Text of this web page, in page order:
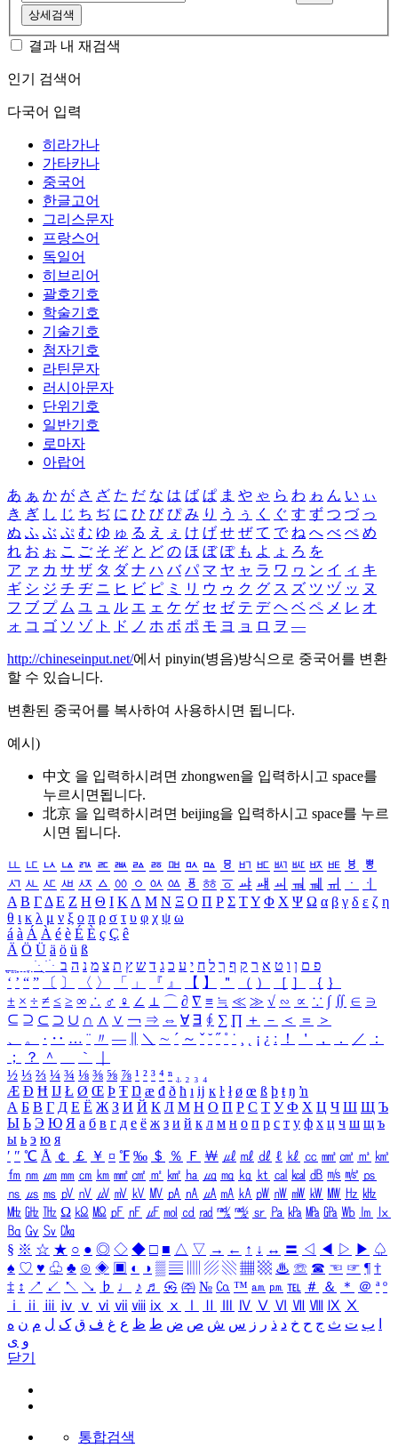
상세검색
결과 내 재검색
인기 검색어
다국어 입력
히라가나
가타카나
중국어
한글고어
그리스문자
프랑스어
독일어
히브리어
괄호기호
학술기호
기술기호
첨자기호
라틴문자
러시아문자
단위기호
일반기호
로마자
아랍어
あ ぁ か が さ ざ た だ な は ば ぱ ま や ゃ ら わ ゎ ん い ぃ
き ぎ し じ ち ぢ に ひ び ぴ み り う ぅ く ぐ す ず つ づ っ
ぬ ふ ぶ ぷ む ゆ ゅ る え ぇ け げ せ ぜ て で ね へ べ ぺ め
れ お ぉ こ ご そ ぞ と ど の ほ ぼ ぽ も よ ょ ろ を
ア ァ カ サ ザ タ ダ ナ ハ バ パ マ ヤ ャ ラ ワ ヮ ン イ ィ キ
ギ シ ジ チ ヂ ニ ヒ ビ ピ ミ リ ウ ゥ ク グ ス ズ ツ ヅ ッ ヌ
フ ブ プ ム ユ ュ ル エ ェ ケ ゲ セ ゼ テ デ ヘ ベ ペ メ レ オ
ォ コ ゴ ソ ゾ ト ド ノ ホ ボ ポ モ ヨ ョ ロ ヲ ―
http://chineseinput.net/에서 pinyin(병음)방식으로 중국어를 변환
할 수 있습니다.
변환된 중국어를 복사하여 사용하시면 됩니다.
예시)
中文 을 입력하시려면 zhongwen을 입력하시고 space를
누르시면됩니다.
北京 을 입력하시려면 beijing을 입력하시고 space를 누르
시면 됩니다.
ㅥ ㅦ ㅧ ㅨ ㅩ ㅪ ㅫ ㅬ ㅭ ㅮ ㅯ ㅰ ㅱ ㅲ ㅳ ㅴ ㅵ ㅶ ㅷ ㅸ
ㅹ
ㅺ ㅻ ㅼ ㅽ ㅾ ㅿ ㆀ ㆁ ㆂ ㆃ ㆄ ㆅ ㆆ ㆇ ㆈ ㆉ ㆊ ㆋ ㆌ ㆍ
ㆎ
Α Β ΓΔ Ε Ζ Η Θ Ι ΚΛ Μ Ν Ξ Ο Π Ρ Σ ΤΥ Φ Χ Ψ Ω α β γ δ ε ζ η
θ ι κ λ μ ν ξ ο π ρ σ τ υ φ χ ψ ω
á à Á À é è É È ç Ç ê
Ä Ö Ü ä ö ü ß
ִֶֹ ֻּ ׁׂ פ ם ן ו ט א ר ק ף ך ל ח י ע כ ג ד ש ץ ת צ מ נ ה ב
‘ ’ “ ” 〔 〕 〈 〉 「 」 『 』 【 】 ＂ （ ） ［ ］ ｛ ｝
± × ÷ ≠ ≤ ≥ ∞ ∴ ♂ ♀ ∠ ⊥ ⌒ ∂ ∇ ≡ ≒ ≪ ≫ √ ∽ ∝ ∵ ∫ ∬ ∈ ∋
⊆ ⊇ ⊂ ⊃ ∪ ∩ ∧ ∨ ￢ ⇒ ⇔ ∀ ∃ ∮ ∑ ∏ ＋ － ＜ ＝
＞
、
。 · ‥ … ¨ 〃 ― ＼ ∼ ´ ～ ˇ ˘ ˝ ˚ ˙ ¸ ¡ ¿ ː ！ ＇ ， ． ／
：
；
？ ＾ ｀
½ ⅓ ⅔ ¼ ¾ ⅛ ⅜ ⅝ ⅞ ¹ ² ³ ⁴ ⁿ ₁ ₂ ₃ ₄
Æ Ð Ħ Ĳ Ł Ø Œ Þ Ŧ Ŋ æ đ ð ħ ı ĳ ĸ ŀ ł ø œ ß þ ŧ ŋ ŉ
А Б В Г Д Е Ё Ж З И Й К Л М Н О П Р С Т У Ф Х Ц Ч Ш Щ Ъ
Ы Ь Э Ю Я а б в г д е ё ж з и й к л м н о п р с т у ф х ц ч ш щ ъ
ы ь э ю я
′ ″ ℃ Å ￠ ￡ ￥ ¤ ℉ ‰ ＄ ％ Ｆ ￦ ㎕ ㎖ ㎗ ℓ ㎘ ㏄ ㎣ ㎤ ㎥ ㎦
㎙ ㎚ ㎛ ㎜ ㎝ ㎞ ㎟ ㎠ ㎡ ㎢ ㏊ ㎍ ㎎ ㎏ ㏏ ㎈ ㎉ ㏈ ㎧ ㎨ ㎰
㎱ ㎲ ㎳ ㎴ ㎵ ㎶ ㎷ ㎸ ㎹ ㎀ ㎁ ㎂ ㎃ ㎄ ㎺ ㎻ ㎽ ㎾ ㎿ ㎐ ㎑
㎒ ㎓ ㎔ Ω ㏀ ㏁ ㎊ ㎋ ㎌ ㏖ ㏅ ㎭ ㎮ ㎯ ㏛ ㎩ ㎪ ㎫ ㎬ ㏝ ㏐
㏓
㏃ ㏉ ㏜ ㏆
§ ※ ☆ ★ ○ ● ◎ ◇ ◆ □ ■ △ ▽ → ← ↑ ↓ ↔ 〓 ◁ ◀ ▷ ▶ ♤
♠ ♡ ♥ ♧ ♣ ⊙ ◈ ▣ ◐ ◑ ▒ ▤ ▨ ▧ ▦ ▩ ♨ ☏ ☎ ☜ ☞ ¶ †
‡ ↕ ↗ ↙ ↖ ↘ ♭ ♩ ♪ ♬ ㉿ ㈜ № ㏇ ™ ㏂ ㏘ ℡ ＃ ＆ ＊ ＠ ª º
ⅰ
ⅱ ⅲ ⅳ ⅴ ⅵ ⅶ ⅷ ⅸ ⅹ Ⅳ Ⅴ Ⅵ Ⅶ Ⅷ Ⅸ Ⅹ
ب ت ث ج ح خ د ذ ر ز س ش ص ض ط ظ ع غ ف ق ک ل م ن ه
و ی
닫기
통합검색